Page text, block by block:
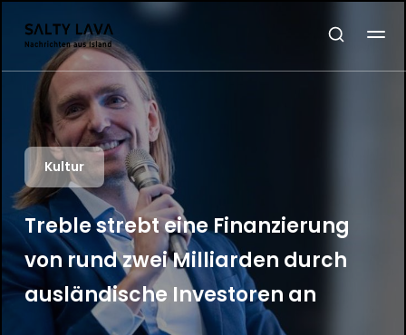
Kultur
Treble strebt eine Finanzierung
von rund zwei Milliarden durch
ausländische Investoren an